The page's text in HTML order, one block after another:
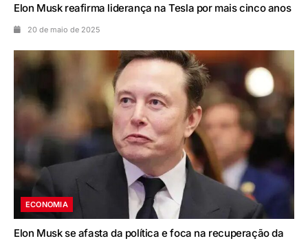
Elon Musk reafirma liderança na Tesla por mais cinco anos
20 de maio de 2025
ECONOMIA
Elon Musk se afasta da política e foca na recuperação da